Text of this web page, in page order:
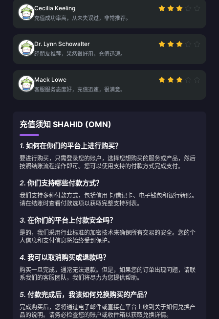
Cecilia Keeling
充值成功率高，从未失误过，非常推荐。
Dr. Lynn Schowalter
经朋友推荐，果然很好用，充值迅速。
Mack Lowe
客服服务态度好，充值迅速，很满意。
充值须知 SHAHID (OMN)
1. 如何在你们的平台上进行购买？
要进行购买，只需登录您的账户，选择您想购买的服务或产品，然后
按照结账流程操作即可。您可以使用支持的付款方式完成支付。
2. 你们支持哪些付款方式？
我们支持多种付款方式，包括信用卡/借记卡、电子钱包和银行转账。
请在结账时查看付款选项以获取完整支持列表。
3. 在你们的平台上付款安全吗？
是的，我们采用行业标准的加密技术来确保所有交易的安全。您的个
人信息和支付信息将始终受到保护。
4. 我可以取消购买或退款吗？
购买一旦完成，通常无法退款。但是，如果您的订单出现问题，请联
系我们的客服团队，我们将尽力为您提供帮助。
5. 付款完成后，我该如何兑换购买的产品？
完成购买后，您将通过电子邮件或直接在平台上收到关于如何兑换产
品的说明。请务必检查您的账户或收件箱以获取兑换详情。